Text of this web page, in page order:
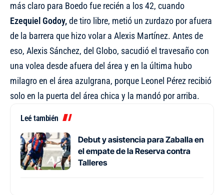
más claro para Boedo fue recién a los 42, cuando
Ezequiel Godoy,de tiro libre, metió un zurdazo por afuera
de la barrera que hizo volar a Alexis Martínez. Antes de
eso, Alexis Sánchez, del Globo, sacudió el travesaño con
una volea desde afuera del área y en la última hubo
milagro en el área azulgrana, porque Leonel Pérez recibió
solo en la puerta del área chica y la mandó por arriba.
Leé también
Debut y asistencia para Zaballa en
el empate de la Reserva contra
Talleres